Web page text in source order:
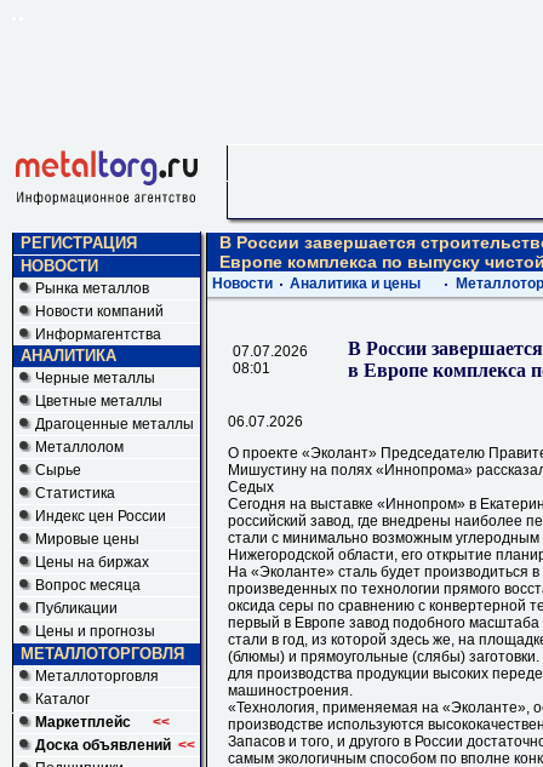
РЕГИСТРАЦИЯ
НОВОСТИ
Рынка металлов
Новости компаний
Информагентства
АНАЛИТИКА
Черные металлы
Цветные металлы
Драгоценные металлы
Металлолом
Сырье
Статистика
Индекс цен России
Мировые цены
Цены на биржах
Вопрос месяца
Публикации
Цены и прогнозы
МЕТАЛЛОТОРГОВЛЯ
Металлоторговля
Каталог
Маркетплейс
<<
Доска объявлений <<
В России завершается
Европе комплекса по выпуску
Новости Аналитика и цены
07.07.2026
08:01
В России
в Европе комплекса
06.07.2026
О проекте «Эколант» Председателю
Мишустину на полях «Иннопрома»
Седых
Сегодня на выставке «Иннопром» в
российский завод, где внедрены наиболее
стали с минимально возможным
Нижегородской области, его открытие
На «Эколанте» сталь будет производиться
произведенных по технологии прямого
оксида серы по сравнению с конвертерной
первый в Европе завод подобного
стали в год, из которой здесь же, на
(блюмы) и прямоугольные (слябы) заготовки.
для производства продукции высоких
машиностроения.
«Технология, применяемая на «Эколанте»,
производстве используются
Запасов и того, и другого в России
самым экологичным способом по вполне